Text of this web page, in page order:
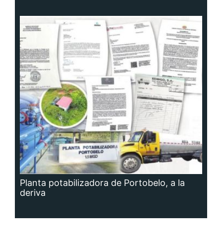
Planta potabilizadora de Portobelo, a la
deriva